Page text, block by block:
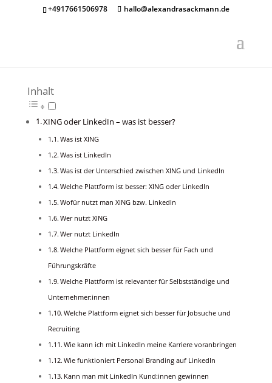
+4917661506978 hallo@alexandrasackmann.de
Inhalt
XING oder LinkedIn – was ist besser?
Was ist XING
Was ist LinkedIn
Was ist der Unterschied zwischen XING und LinkedIn
Welche Plattform ist besser: XING oder LinkedIn
Wofür nutzt man XING bzw. LinkedIn
Wer nutzt XING
Wer nutzt LinkedIn
Welche Plattform eignet sich besser für Fach und
Führungskräfte
Welche Plattform ist relevanter für Selbstständige und
Unternehmer:innen
Welche Plattform eignet sich besser für Jobsuche und
Recruiting
Wie kann ich mit LinkedIn meine Karriere voranbringen
Wie funktioniert Personal Branding auf LinkedIn
Kann man mit LinkedIn Kund:innen gewinnen